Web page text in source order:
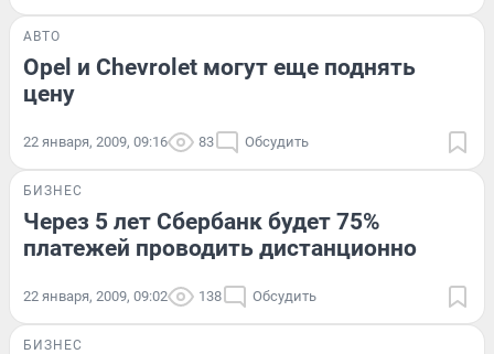
АВТО
Opel и Chevrolet могут еще поднять
цену
22 января, 2009, 09:16 83 Обсудить
БИЗНЕС
Через 5 лет Сбербанк будет 75%
платежей проводить дистанционно
22 января, 2009, 09:02 138 Обсудить
БИЗНЕС